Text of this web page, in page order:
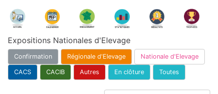
Expositions Nationales d'Elevage
Confirmation Régionale d'Elevage Nationale d'Elevage
CACS CACIB Autres En clôture Toutes